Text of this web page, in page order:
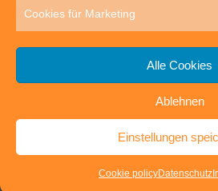
Cookies für Marketing
Alle Cookies
Ablehnen
Einstellungen
Cookie policyDatenschutz
post@outdoor-
IMPRESSUM
outdoor-hochgenuss.de| Präsentiert